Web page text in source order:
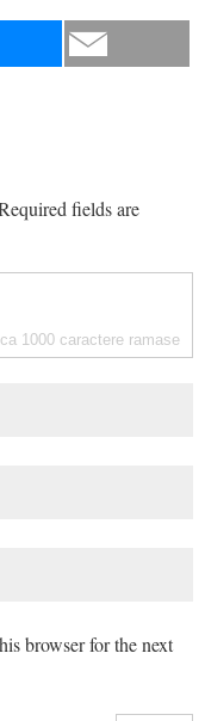
fields are
1000 caractere ramase
browser for the next